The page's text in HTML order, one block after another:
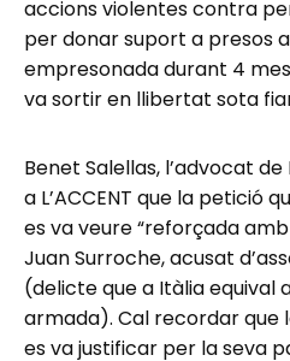
accions violentes contra
per donar suport a presos
empresonada durant 4
va sortir en llibertat sota
Benet Salellas, l’advocat
a L’ACCENT que la petició
es va veure “reforçada amb
Juan Surroche, acusat
(delicte que a Itàlia equival
armada). Cal recordar que
es va justificar per la seva